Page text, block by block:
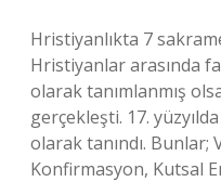
Hristiyanlıkta 7
Hristiyanlar arasında
olarak tanımlanmış
gerçekleşti. 17.
olarak tanındı. Bunlar;
Konfirmasyon, Kutsal